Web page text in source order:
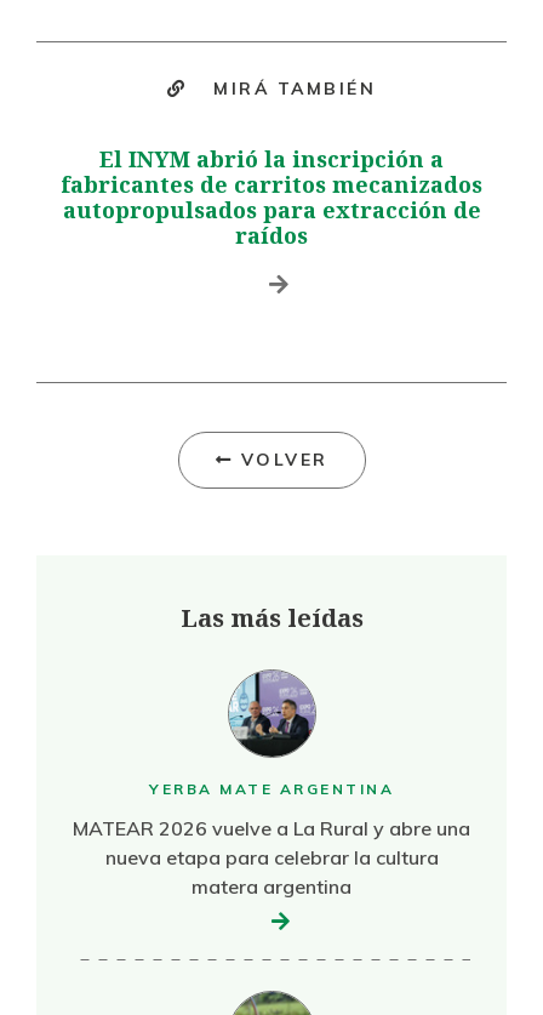
MIRÁ TAMBIÉN
El INYM abrió la inscripción a
fabricantes de carritos mecanizados
autopropulsados para extracción de
raídos
VOLVER
Las más leídas
YERBA MATE ARGENTINA
MATEAR 2026 vuelve a La Rural y abre una
nueva etapa para celebrar la cultura
matera argentina